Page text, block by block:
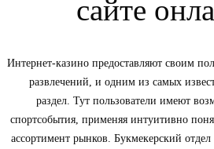
сайте
Интернет-казино предоставляют своим
развлечений, и одним из самых
раздел. Тут пользователи имеют
спортсобытия, применяя интуитивно
ассортимент рынков. Букмекерский